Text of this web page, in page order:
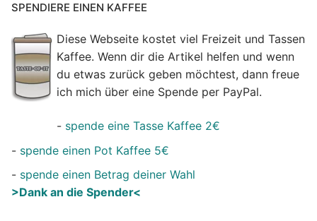
SPENDIERE EINEN KAFFEE
Diese Webseite kostet viel Freizeit und Tassen
Kaffee. Wenn dir die Artikel helfen und wenn
du etwas zurück geben möchtest, dann freue
ich mich über eine Spende per PayPal.
- spende eine Tasse Kaffee 2€
- spende einen Pot Kaffee 5€
- spende einen Betrag deiner Wahl
>Dank an die Spender<